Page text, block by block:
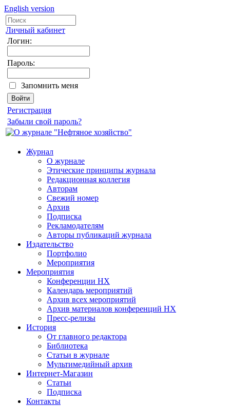
English version
Личный кабинет
Логин:
Пароль:
Запомнить меня
Регистрация
Забыли свой пароль?
Журнал
О журнале
Этические принципы журнала
Редакционная коллегия
Авторам
Свежий номер
Архив
Подписка
Рекламодателям
Авторы публикаций журнала
Издательство
Портфолио
Мероприятия
Мероприятия
Конференции НХ
Календарь мероприятий
Архив всех мероприятий
Архив материалов конференций НХ
Пресс-релизы
История
От главного редактора
Библиотека
Статьи в журнале
Мультимедийный архив
Интернет-Магазин
Статьи
Подписка
Контакты